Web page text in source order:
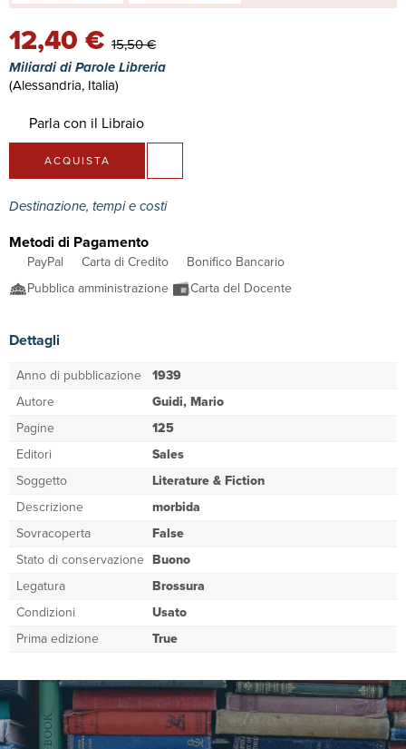
12,40 € 15,50 €
Miliardi di Parole Libreria
(Alessandria, Italia)
Parla con il Libraio
ACQUISTA
Destinazione, tempi e costi
Metodi di Pagamento
PayPal Carta di Credito
Bonifico Bancario
Pubblica amministrazione
Carta del Docente
Dettagli
Anno di pubblicazione 1939
Autore
Guidi, Mario
Pagine
125
Editori
Sales
Soggetto
Literature & Fiction
Descrizione
morbida
Sovracoperta
False
Stato di conservazione Buono
Legatura
Brossura
Condizioni
Usato
Prima edizione
True